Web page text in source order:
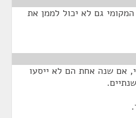
גם לא יכול לממן את
אם שנה אחת הם לא ייסעו